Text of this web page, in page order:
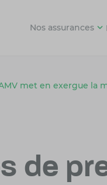
Nos assurances
met en exergue la
de